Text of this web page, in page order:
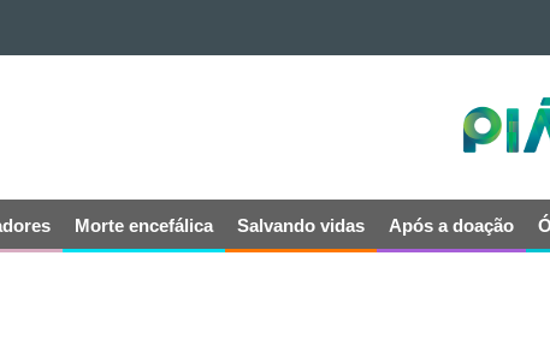
Morte encefálica Salvando vidas Após a doação